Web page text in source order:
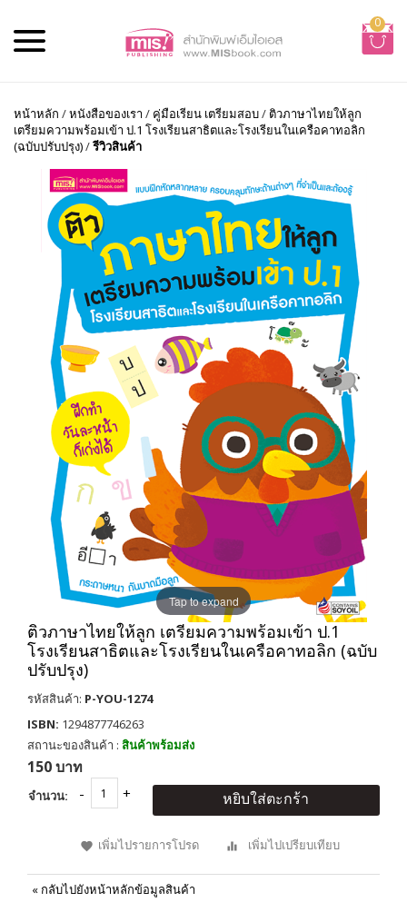
0
หน้าหลัก /หนังสือของเรา / คู่มือเรียน เตรียมสอบ/ ติวภาษาไทยให้ลูก
เตรียมความพร้อมเข้า ป.1 โรงเรียนสาธิตและโรงเรียนในเครือคาทอลิก
(ฉบับปรับปรุง)/รีวิวสินค้า
Tap to expand
ติวภาษาไทยให้ลูก เตรียมความพร้อมเข้า ป.1
โรงเรียนสาธิตและโรงเรียนในเครือคาทอลิก (ฉบับ
ปรับปรุง)
รหัสสินค้า: P-YOU-1274
ISBN: 1294877746263
สถานะของสินค้า : สินค้าพร้อมส่ง
150 บาท
จำนวน: หยิบใส่ตะกร้า
เพิ่มไปรายการโปรด เพิ่มไปเปรียบเทียบ
« กลับไปยังหน้าหลักข้อมูลสินค้า